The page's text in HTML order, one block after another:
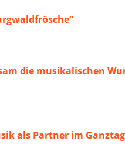
die musikalischen
als Partner im Ganztag